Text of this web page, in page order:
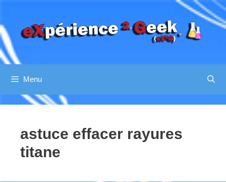
contenu
Menu
astuce effacer rayures
titane